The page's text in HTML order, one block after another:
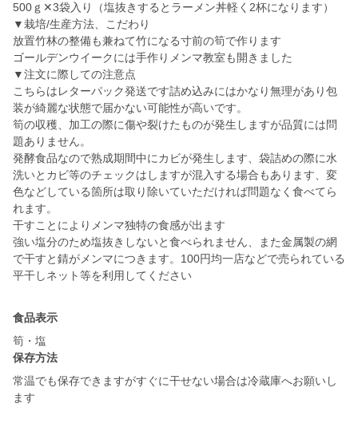
500ｇ✕3袋入り（塩抜きするとラーメン丼軽く2杯になります）
▼栽培/生産方法、こだわり
放置竹林の整備も兼ねて竹になる寸前の筍で作ります
ゴールデンウイークには手作りメンマ教室も開きました
▼注文に際しての注意点
こちらはレターパック発送です詰め込みにはかなり無理があり包
装が綺麗な状態で届かない可能性が高いです。
筍の収穫、加工の際に傷や裂けたものが発生しますが品質には問
題ありません。
発酵食品なので熟成期間中にカビが発生します、袋詰めの際に水
洗いとカビ等のチェックはしますが混入する場合もあります、変
色などしている箇所は取り除いていただければ問題なく食べてら
れます。
干すことによりメンマ独特の食感が出ます
強い塩分のため塩抜きしないと食べられません、また金属製の網
で干すと錆がメンマにつきます。100円均一店などで売られている
平干しネット等を利用してください
食品表示
筍・塩
保存方法
常温でも保存できますがすぐに干せない場合は冷蔵庫へお願いし